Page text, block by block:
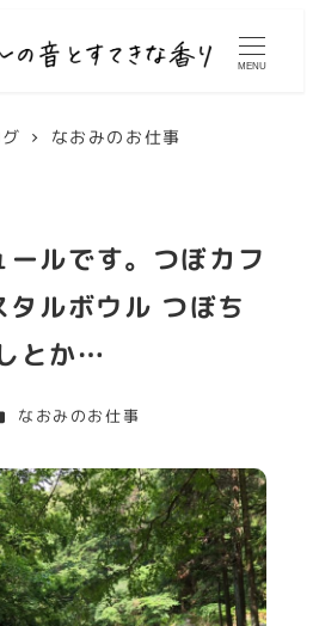
MENU
なおみのお仕事
ルです。つぼカフ
タルボウル つぼち
とか…
テゴリー
なおみのお仕事